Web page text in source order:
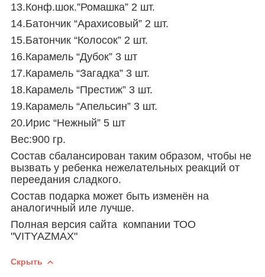
13.Конф.шок.”Ромашка” 2 шт.
14.Батончик “Арахисовый” 2 шт.
15.Батончик “Колосок” 2 шт.
16.Карамель “Дубок” 3 шт
17.Карамель “Загадка” 3 шт.
18.Карамель “Престиж” 3 шт.
19.Карамель “Апельсин” 3 шт.
20.Ирис “Нежный” 5 шт
Вес:900 гр.
Состав сбалансирован таким образом, чтобы не
вызвать у ребенка нежелательных реакций от
переедания сладкого.
Состав подарка может быть изменён на
аналогичный иле лучше.
Полная версия сайта компании ТОО
"VITYAZMAX"
Скрыть